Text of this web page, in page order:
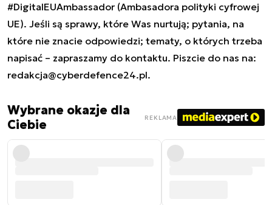
#DigitalEUAmbassador (Ambasadora polityki cyfrowej
UE). Jeśli są sprawy, które Was nurtują; pytania, na
które nie znacie odpowiedzi; tematy, o których trzeba
napisać – zapraszamy do kontaktu. Piszcie do nas na:
redakcja@cyberdefence24.pl.
Wybrane okazje dla
Ciebie
REKLAMA